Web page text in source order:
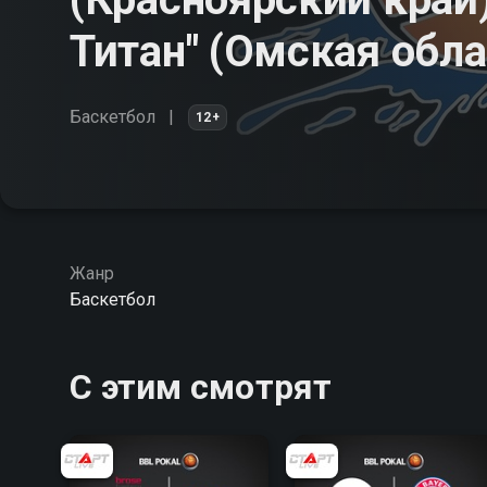
Титан" (Омская
Баскетбол 12+
Жанр
Баскетбол
С этим смотрят